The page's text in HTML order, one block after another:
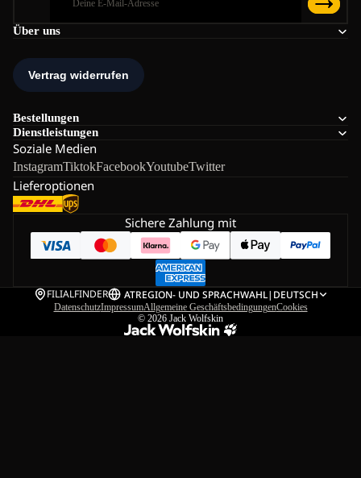
Über uns
Bestellungen
Dienstleistungen
Soziale Medien
InstagramTiktokFacebookYoutubeTwitter
Lieferoptionen
Sichere Zahlung mit
FILIALFINDER ATREGION- UND SPRACHWAHL| DEUTSCH
DatenschutzImpressumAllgemeine GeschäftsbedingungenCookies
© 2026 Jack Wolfskin